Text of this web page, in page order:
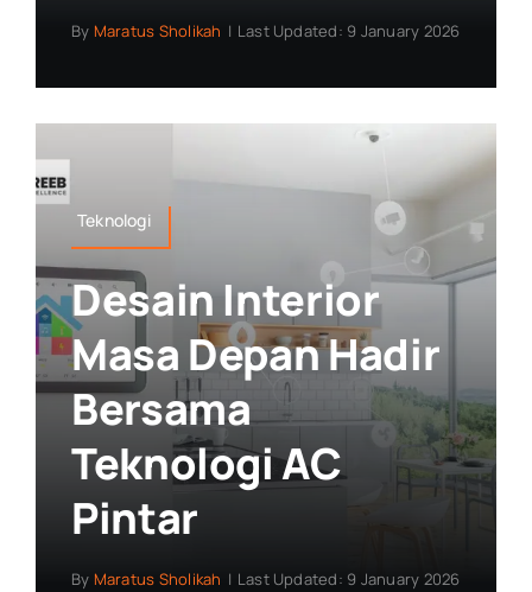
By Maratus Sholikah | Last Updated: 9 January 2026
Teknologi
Desain Interior
Masa Depan Hadir
Bersama
Teknologi AC
Pintar
By Maratus Sholikah | Last Updated: 9 January 2026